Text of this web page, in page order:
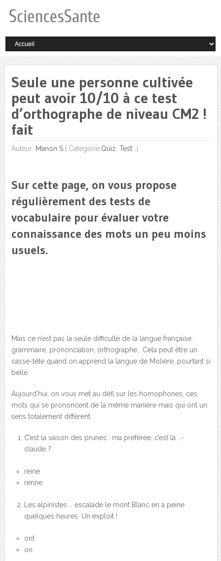
Seule une personne cultivée
peut avoir 10/10 à ce test
d’orthographe de niveau CM2 !
fait
Auteur: Manon S| Catégorie:Quiz Test
Sur cette page, on vous propose
régulièrement des tests de
vocabulaire pour évaluer votre
connaissance des mots un peu moins
usuels.
Mais ce n’est pas la seule difficulté de la langue française :
grammaire, prononciation, orthographe… Cela peut être un
casse-tête quand on apprend la langue de Molière, pourtant si
belle.
Aujourd’hui, on vous met au défi sur les homophones, ces
mots qui se prononcent de la même manière mais qui ont un
sens totalement différent.
C’est la saison des prunes : ma préférée, c’est la …-
claude ?
reine
renne
Les alpinistes … escaladé le mont Blanc en à peine
quelques heures. Un exploit !
ont
on